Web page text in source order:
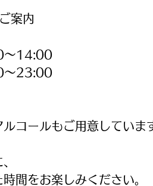
案内
14:00
23:00
コールもご用意していま
間をお楽しみください。